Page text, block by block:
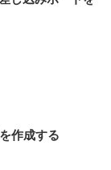
作成する